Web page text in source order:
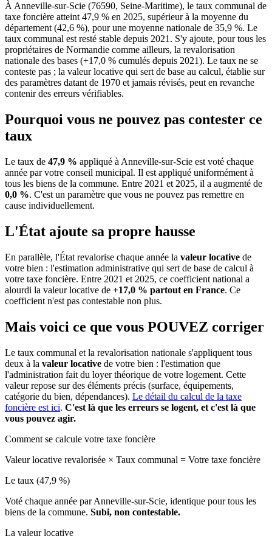
À Anneville-sur-Scie (76590, Seine-Maritime), le taux communal de
taxe foncière atteint 47,9 % en 2025, supérieur à la moyenne du
département (42,6 %), pour une moyenne nationale de 35,9 %. Le
taux communal est resté stable depuis 2021. S'y ajoute, pour tous les
propriétaires de Normandie comme ailleurs, la revalorisation
nationale des bases (+17,0 % cumulés depuis 2021). Le taux ne se
conteste pas ; la valeur locative qui sert de base au calcul, établie sur
des paramètres datant de 1970 et jamais révisés, peut en revanche
contenir des erreurs vérifiables.
Pourquoi vous ne pouvez pas contester ce
taux
Le taux de 47,9 % appliqué à Anneville-sur-Scie est voté chaque
année par votre conseil municipal. Il est appliqué uniformément à
tous les biens de la commune. Entre 2021 et 2025, il a augmenté de
0,0 %. C'est un paramètre que vous ne pouvez pas remettre en
cause individuellement.
L'État ajoute sa propre hausse
En parallèle, l'État revalorise chaque année la valeur locative de
votre bien : l'estimation administrative qui sert de base de calcul à
votre taxe foncière. Entre 2021 et 2025, ce coefficient national a
alourdi la valeur locative de +17,0 % partout en France. Ce
coefficient n'est pas contestable non plus.
Mais voici ce que vous POUVEZ corriger
Le taux communal et la revalorisation nationale s'appliquent tous
deux à la valeur locative de votre bien : l'estimation que
l'administration fait du loyer théorique de votre logement. Cette
valeur repose sur des éléments précis (surface, équipements,
catégorie du bien, dépendances). Le détail du calcul de la taxe
foncière est ici. C'est là que les erreurs se logent, et c'est là que
vous pouvez agir.
Comment se calcule votre taxe foncière
Valeur locative revalorisée × Taux communal = Votre taxe foncière
Le taux (47,9 %)
Voté chaque année par Anneville-sur-Scie, identique pour tous les
biens de la commune. Subi, non contestable.
La valeur locative